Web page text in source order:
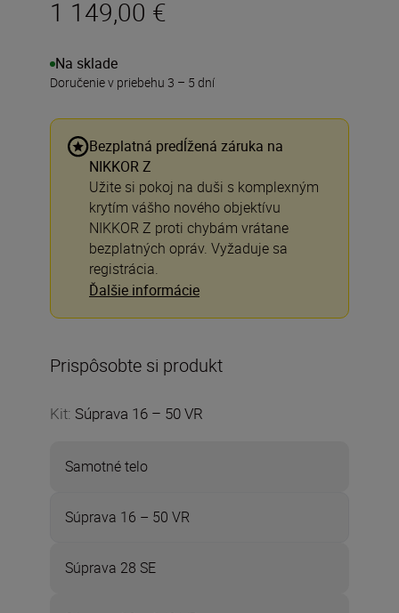
1 149,00 €
Na sklade
Doručenie v priebehu 3 – 5 dní
Bezplatná predĺžená záruka na
NIKKOR Z
Užite si pokoj na duši s komplexným
krytím vášho nového objektívu
NIKKOR Z proti chybám vrátane
bezplatných opráv. Vyžaduje sa
registrácia.
Ďalšie informácie
Prispôsobte si produkt
Kit: Súprava 16 – 50 VR
Samotné telo
Súprava 16 – 50 VR
Súprava 28 SE